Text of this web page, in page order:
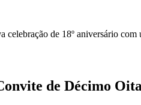
celebração de 18º aniversário
de Décimo